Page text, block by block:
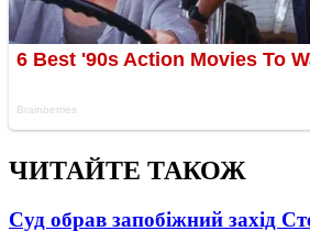
ЧИТАЙТЕ ТАКОЖ
Суд обрав запобіжний захід